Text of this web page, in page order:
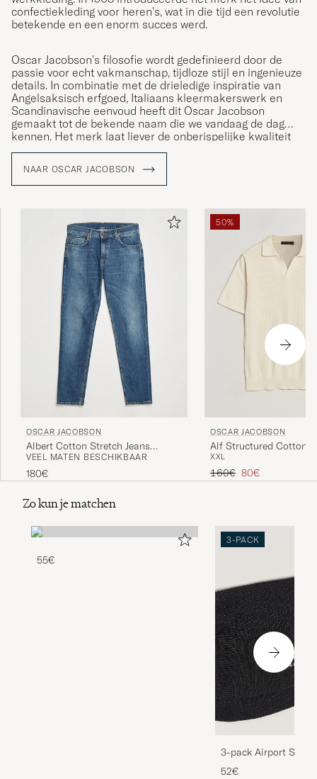
confectiekleding voor heren's, wat in die tijd een revolutie
betekende en een enorm succes werd.
Oscar Jacobson's filosofie wordt gedefinieerd door de
passie voor echt vakmanschap, tijdloze stijl en ingenieuze
details. In combinatie met de drieledige inspiratie van
Angelsaksisch erfgoed, Italiaans kleermakerswerk en
Scandinavische eenvoud heeft dit Oscar Jacobson
gemaakt tot de bekende naam die we vandaag de dag
kennen. Het merk laat liever de onberispelijke kwaliteit
van zijn kleding voor zichzelf spreken, wat hen de titel van
Zweden opleverde.
NAAR OSCAR JACOBSON
OSCAR JACOBSON
Albert Cotton Stretch Jeans
Vintage Wash
VEEL MATEN BESCHIKBAAR
180€
50%
OSCAR JACOBSON
Alf Structured Cotton
White
XXL
Reguliere prijs
160€ Verlaagd prijs
80€
Zo kun je matchen
55€
3-PACK
3-pack Airport
Melange
52€